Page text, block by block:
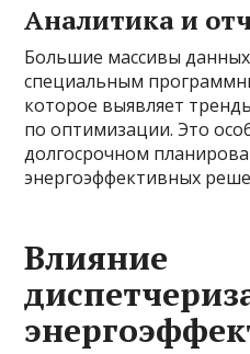
Аналитика и
Большие массивы
специальным
которое выявляет
по оптимизации. Это
долгосрочном
энергоэффективных
Влияние